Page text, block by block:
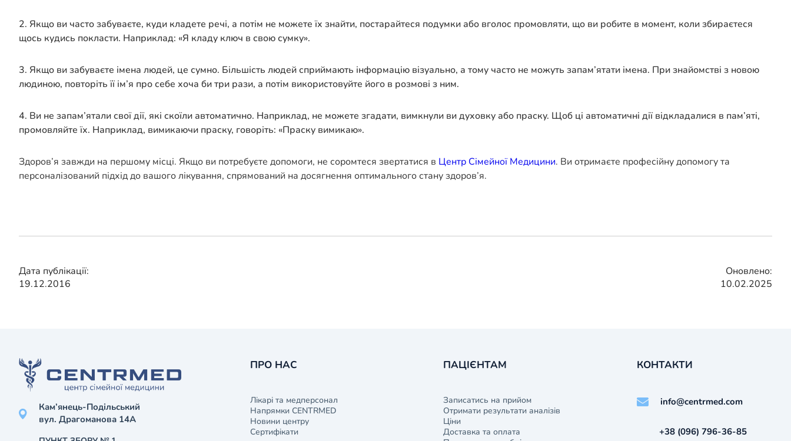
2. Якщо ви часто забуваєте, куди кладете речі, а потім не можете їх знайти, постарайтеся подумки або вголос промовляти, що ви робите в момент, коли збираєтеся
щось кудись покласти. Наприклад: «Я кладу ключ в свою сумку».
3. Якщо ви забуваєте імена людей, це сумно. Більшість людей сприймають інформацію візуально, а тому часто не можуть запам’ятати імена. При знайомстві з новою
людиною, повторіть її ім’я про себе хоча би три рази, а потім використовуйте його в розмові з ним.
4. Ви не запам’ятали свої дії, які скоїли автоматично. Наприклад, не можете згадати, вимкнули ви духовку або праску. Щоб ці автоматичні дії відкладалися в пам’яті,
промовляйте їх. Наприклад, вимикаючи праску, говоріть: «Праску вимикаю».
Здоров’я завжди на першому місці. Якщо ви потребуєте допомоги, не соромтеся звертатися в Центр Сімейної Медицини. Ви отримаєте професійну допомогу та
персоналізований підхід до вашого лікування, спрямований на досягнення оптимального стану здоров’я.
Дата публікації:
19.12.2016
Оновлено:
10.02.2025
Кам’янець-Подільський
вул. Драгоманова 14А
ПРО НАС
Лікарі та медперсонал
Напрямки CENTRMED
Новини центру
Сертифікати
ПАЦІЄНТАМ
Записатись на прийом
Отримати результати аналізів
Ціни
Доставка та оплата
КОНТАКТИ
info@centrmed.com
+38 (096) 796-36-85